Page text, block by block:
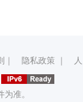
｜ 隐私政策 ｜
准。